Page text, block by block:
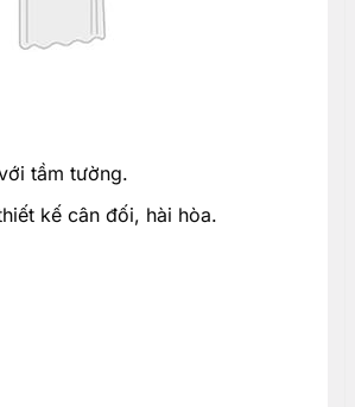
tầm tường.
kế cân đối, hài hòa.